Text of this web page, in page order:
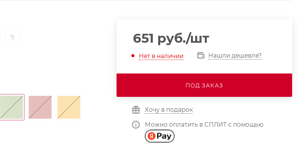
9 651 руб./шт
Нет в наличии Нашли дешевле?
ПОД ЗАКАЗ
Хочу в подарок
Можно оплатить в СПЛИТ с помощью